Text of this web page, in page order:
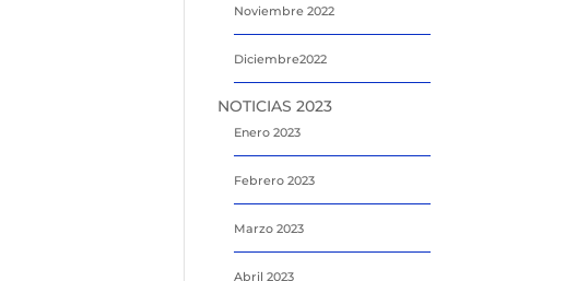
Noviembre 2022
Diciembre2022
NOTICIAS 2023
Enero 2023
Febrero 2023
Marzo 2023
Abril 2023